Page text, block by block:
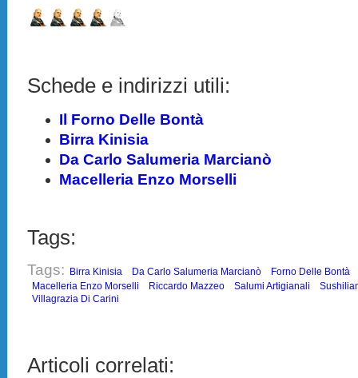
Schede e indirizzi utili:
Il Forno Delle Bontà
Birra Kinisia
Da Carlo Salumeria Marcianò
Macelleria Enzo Morselli
Tags:
Tags: Birra Kinisia Da Carlo Salumeria Marcianò
Forno Delle Bontà
Macelleria Enzo Morselli
Riccardo Mazzeo Salumi Artigianali
Villagrazia Di Carini
Articoli correlati: